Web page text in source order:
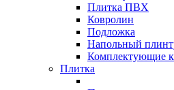
Плитка ПВХ
Ковролин
Подложка
Напольный
Комплектующие
Плитка